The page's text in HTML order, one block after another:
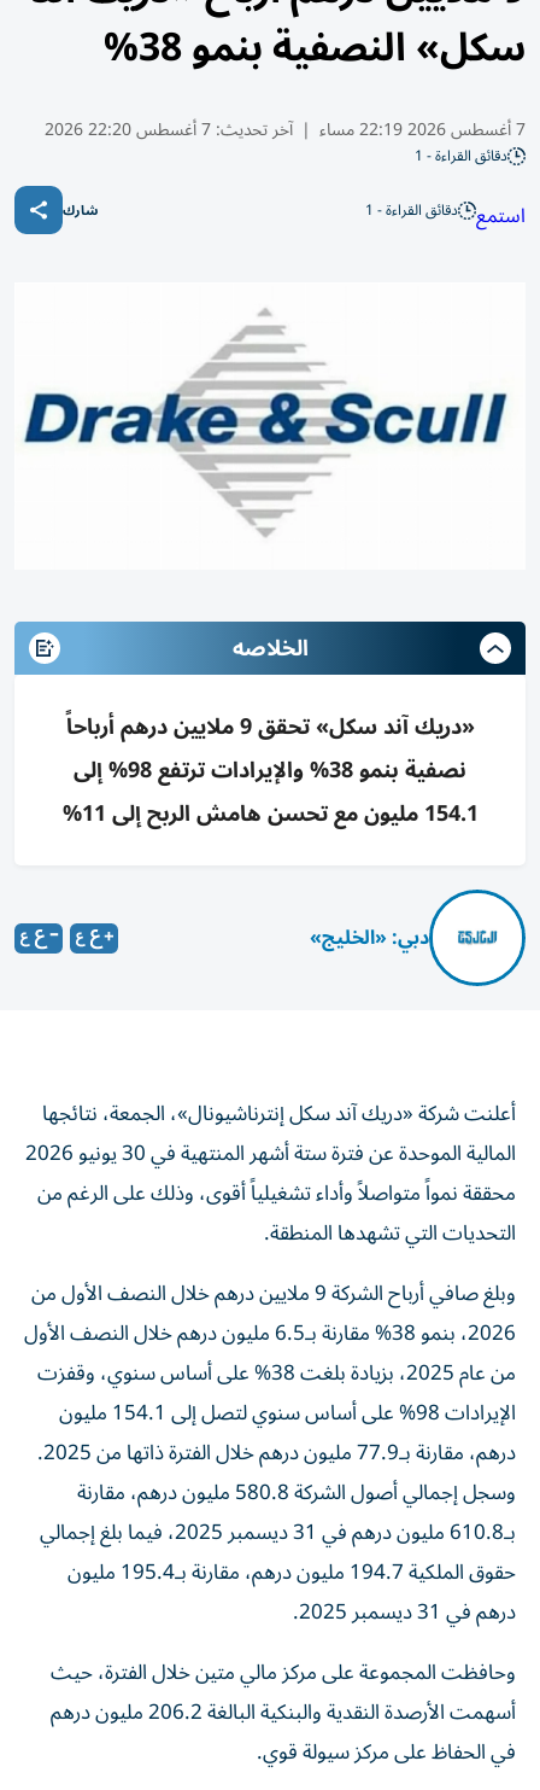
سكل» النصفية بنمو 38%
7 أغسطس 2026 22:19 مساء | آخر تحديث:7 أغسطس 22:20 2026
دقائق القراءة - 1
استمع دقائق القراءة - 1 شارك
الخلاصه
«دريك آند سكل» تحقق 9 ملايين درهم أرباحاً
نصفية بنمو 38% والإيرادات ترتفع 98% إلى
154.1 مليون مع تحسن هامش الربح إلى 11%
دبي: «الخليج»
أعلنت شركة «دريك آند سكل إنترناشيونال»، الجمعة، نتائجها
المالية الموحدة عن فترة ستة أشهر المنتهية في 30 يونيو 2026
محققة نمواً متواصلاً وأداء تشغيلياً أقوى، وذلك على الرغم من
التحديات التي تشهدها المنطقة.
وبلغ صافي أرباح الشركة 9 ملايين درهم خلال النصف الأول من
2026، بنمو 38% مقارنة بـ6.5 مليون درهم خلال النصف الأول
من عام 2025، بزيادة بلغت 38% على أساس سنوي، وقفزت
الإيرادات 98% على أساس سنوي لتصل إلى 154.1 مليون
درهم، مقارنة بـ77.9 مليون درهم خلال الفترة ذاتها من 2025.
وسجل إجمالي أصول الشركة 580.8 مليون درهم، مقارنة
بـ610.8 مليون درهم في 31 ديسمبر 2025، فيما بلغ إجمالي
حقوق الملكية 194.7 مليون درهم، مقارنة بـ195.4 مليون
درهم في 31 ديسمبر 2025.
وحافظت المجموعة على مركز مالي متين خلال الفترة، حيث
أسهمت الأرصدة النقدية والبنكية البالغة 206.2 مليون درهم
في الحفاظ على مركز سيولة قوي.